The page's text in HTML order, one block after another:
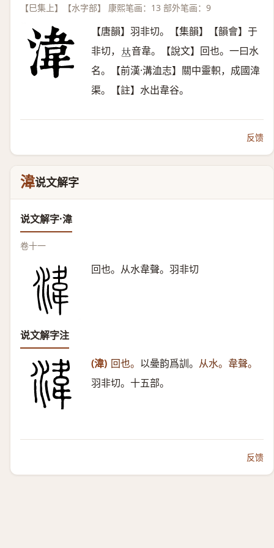
【巳集上】【水字部】 康熙笔画：13 部外笔画：9
【唐韻】羽非切。【集韻】【韻會】于
非切， 𠀤音韋。【說文】回也。一曰水
名。【前漢·溝洫志】關中靈軹，成國湋
渠。【註】水出韋谷。
反馈
湋说文解字
说文解字·湋
卷十一
回也。从水韋聲。羽非切
说文解字注
(湋) 回也。 以㬪韵爲訓。 从水。韋聲。
羽非切。十五部。
反馈